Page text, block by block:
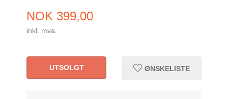
Pris
NOK 399,00
inkl. mva.
UTSOLGT ØNSKELISTE